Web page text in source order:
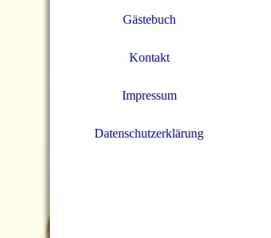
Gästebuch
Kontakt
Impressum
Datenschutzerklärung